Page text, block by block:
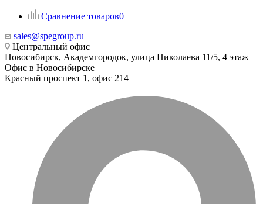
Сравнение товаров0
sales@spegroup.ru
Центральный офис
Новосибирск, Академгородок, улица Николаева 11/5, 4 этаж
Офис в Новосибирске
Красный проспект 1, офис 214